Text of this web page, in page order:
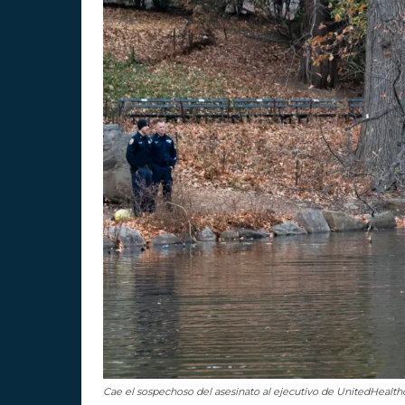
Cae el sospechoso del asesinato al ejecutivo de